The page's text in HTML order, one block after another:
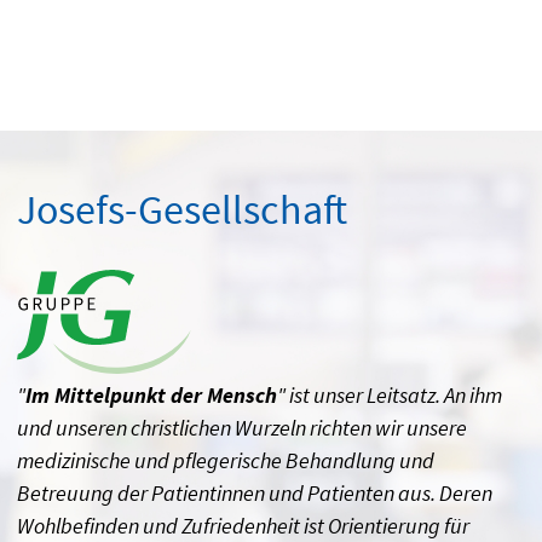
Josefs-Gesellschaft
"Im Mittelpunkt der Mensch" ist unser Leitsatz. An ihm
und unseren christlichen Wurzeln richten wir unsere
medizinische und pflegerische Behandlung und
Betreuung der Patientinnen und Patienten aus. Deren
Wohlbefinden und Zufriedenheit ist Orientierung für